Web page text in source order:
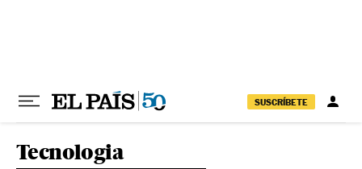
SUSCRÍBETE
Tecnologia